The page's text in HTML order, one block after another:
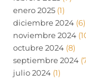
enero 2025 (1)
diciembre 2024 (6)
noviembre 2024
octubre 2024 (8)
septiembre 2024
julio 2024 (1)